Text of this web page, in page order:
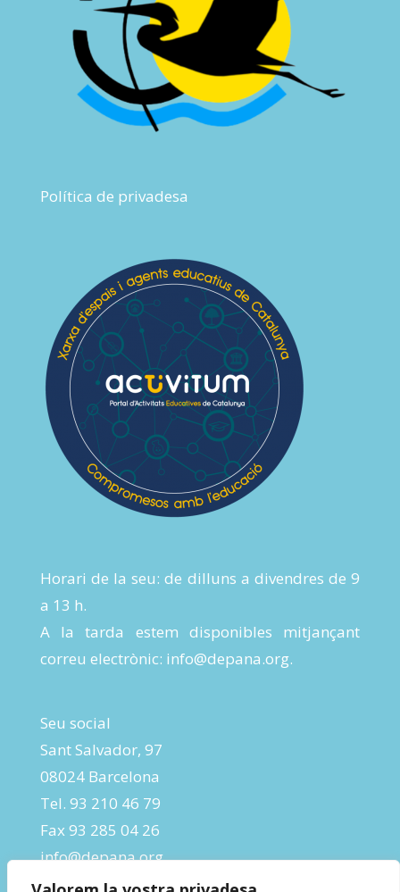
Política de privadesa
Horari de la seu: de dilluns a divendres de 9
a 13 h.
A la tarda estem disponibles mitjançant
correu electrònic: info@depana.org.
Seu social
Sant Salvador, 97
08024 Barcelona
Tel. 93 210 46 79
Fax 93 285 04 26
info@depana.org